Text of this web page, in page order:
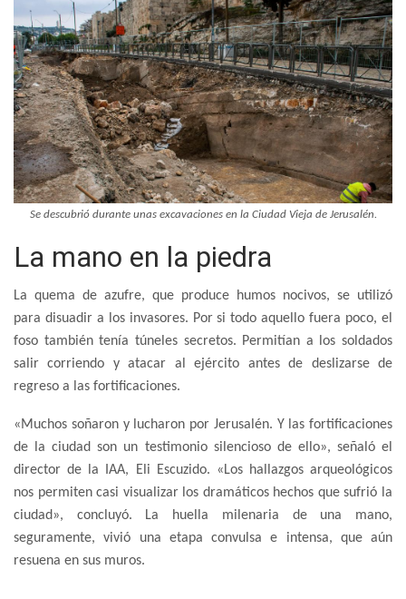
Se descubrió durante unas excavaciones en la Ciudad Vieja de Jerusalén.
La mano en la piedra
La quema de azufre, que produce humos nocivos, se utilizó
para disuadir a los invasores. Por si todo aquello fuera poco, el
foso también tenía túneles secretos. Permitían a los soldados
salir corriendo y atacar al ejército antes de deslizarse de
regreso a las fortificaciones.
«Muchos soñaron y lucharon por Jerusalén. Y las fortificaciones
de la ciudad son un testimonio silencioso de ello», señaló el
director de la IAA, Eli Escuzido. «Los hallazgos arqueológicos
nos permiten casi visualizar los dramáticos hechos que sufrió la
ciudad», concluyó. La huella milenaria de una mano,
seguramente, vivió una etapa convulsa e intensa, que aún
resuena en sus muros.